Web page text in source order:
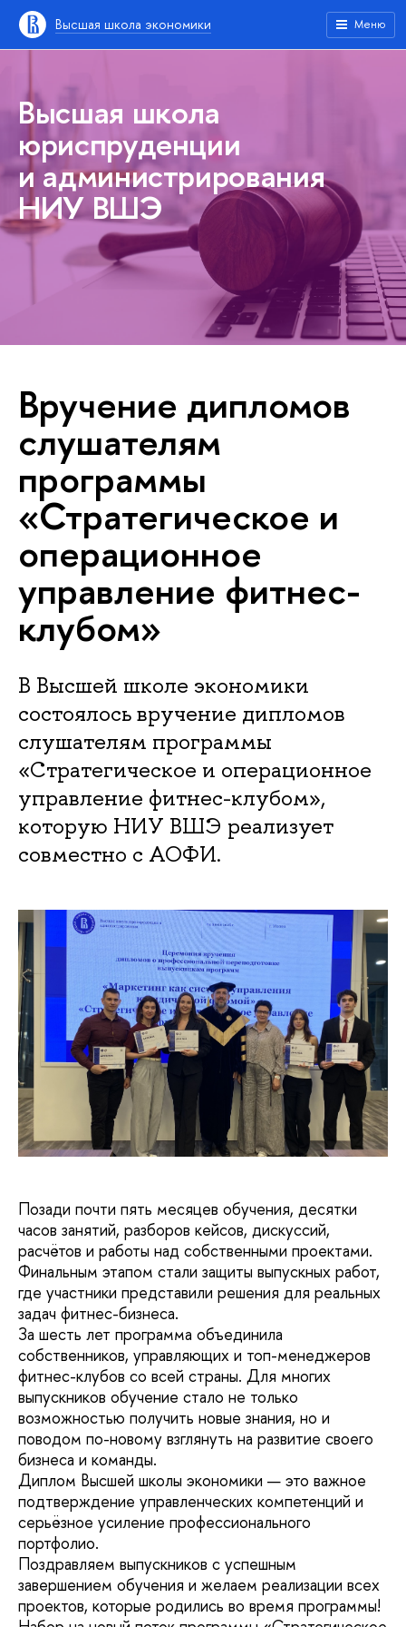
Высшая школа экономики Меню
Высшая школа
юриспруденции
и администрирования
НИУ ВШЭ
Вручение дипломов
слушателям
программы
«Стратегическое и
операционное
управление фитнес-
клубом»
В Высшей школе экономики
состоялось вручение дипломов
слушателям программы
«Стратегическое и операционное
управление фитнес-клубом»,
которую НИУ ВШЭ реализует
совместно с АОФИ.
Позади почти пять месяцев обучения, десятки
часов занятий, разборов кейсов, дискуссий,
расчётов и работы над собственными проектами.
Финальным этапом стали защиты выпускных работ,
где участники представили решения для реальных
задач фитнес-бизнеса.
За шесть лет программа объединила
собственников, управляющих и топ-менеджеров
фитнес-клубов со всей страны. Для многих
выпускников обучение стало не только
возможностью получить новые знания, но и
поводом по-новому взглянуть на развитие своего
бизнеса и команды.
Диплом Высшей школы экономики — это важное
подтверждение управленческих компетенций и
серьёзное усиление профессионального
портфолио.
Поздравляем выпускников с успешным
завершением обучения и желаем реализации всех
проектов, которые родились во время программы!